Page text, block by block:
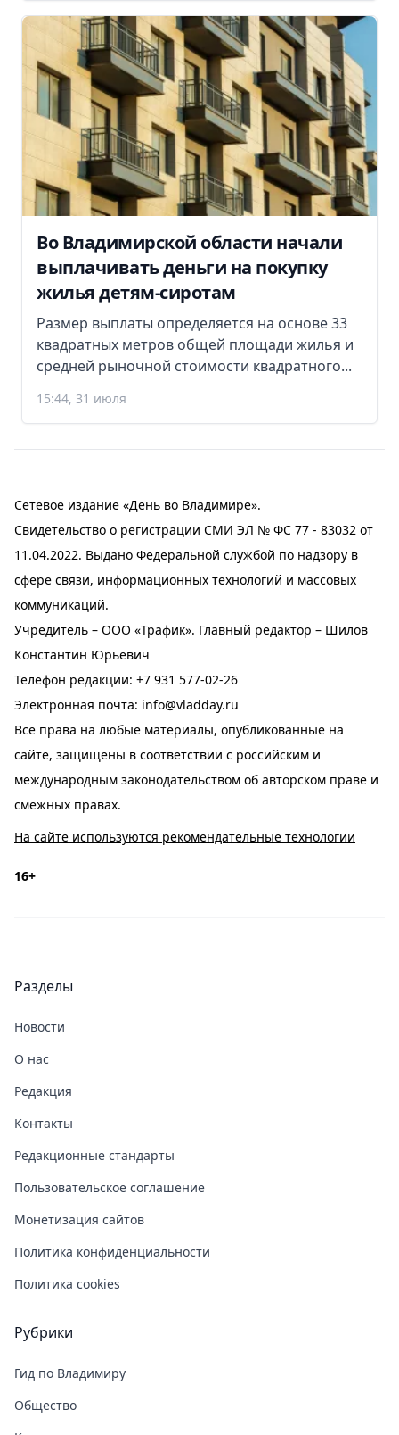
Во Владимирской области начали
выплачивать деньги на покупку
жилья детям-сиротам
Размер выплаты определяется на основе 33
квадратных метров общей площади жилья и
средней рыночной стоимости квадратного...
15:44, 31 июля
Сетевое издание «День во Владимире».
Свидетельство о регистрации СМИ ЭЛ № ФС 77 - 83032 от
11.04.2022. Выдано Федеральной службой по надзору в
сфере связи, информационных технологий и массовых
коммуникаций.
Учредитель – ООО «Трафик». Главный редактор – Шилов
Константин Юрьевич
Телефон редакции: +7 931 577-02-26
Электронная почта: info@vladday.ru
Все права на любые материалы, опубликованные на
сайте, защищены в соответствии с российским и
международным законодательством об авторском праве и
смежных правах.
На сайте используются рекомендательные технологии
16+
Разделы
Новости
О нас
Редакция
Контакты
Редакционные стандарты
Пользовательское соглашение
Монетизация сайтов
Политика конфиденциальности
Политика cookies
Рубрики
Гид по Владимиру
Общество